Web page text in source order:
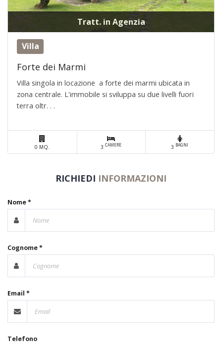
Tratt. in Agenzia
Villa
Forte dei Marmi
Villa singola in locazione a forte dei marmi ubicata in
zona centrale. L'immobile si sviluppa su due livelli fuori
terra oltr. . .
0 MQ. 3CAMERE 3 BAGNI
RICHIEDI INFORMAZIONI
Nome *
Cognome *
Email *
Telefono